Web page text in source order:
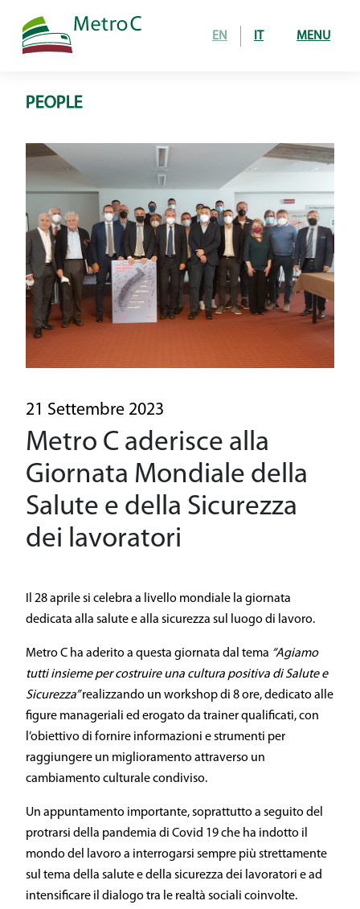
EN IT MENU
Opera
tratta in costruzione
24 stazioni in esercizio
Come si costruisce
gallerie
stazioni e pozzi
Una linea driverless
Il patrimonio storico
Sostenibilità
Sicurezza
General Contractor
Area Riservata
PEOPLE
21 Settembre 2023
Metro C aderisce alla
Giornata Mondiale della
Salute e della Sicurezza
dei lavoratori
Il 28 aprile si celebra a livello mondiale la giornata
dedicata alla salute e alla sicurezza sul luogo di lavoro.
Metro C ha aderito a questa giornata dal tema “Agiamo
tutti insieme per costruire una cultura positiva di Salute e
Sicurezza”realizzando un workshop di 8 ore, dedicato alle
figure manageriali ed erogato da trainer qualificati, con
l’obiettivo di fornire informazioni e strumenti per
raggiungere un miglioramento attraverso un
cambiamento culturale condiviso.
Un appuntamento importante, soprattutto a seguito del
protrarsi della pandemia di Covid 19 che ha indotto il
mondo del lavoro a interrogarsi sempre più strettamente
sul tema della salute e della sicurezza dei lavoratori e ad
intensificare il dialogo tra le realtà sociali coinvolte.